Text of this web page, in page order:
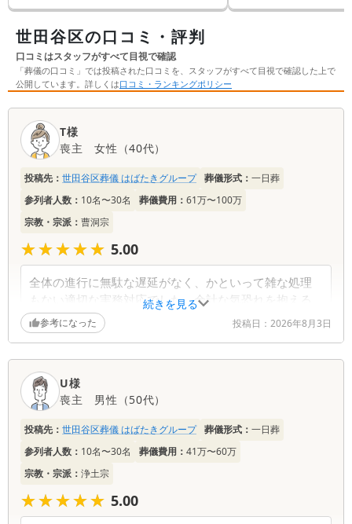
民にやさしい葬儀を行うこの制度。その費用や
的に解説します。
ス」が良い葬儀社として
⽥⾕⽀店の吉⽥さんにイ
した。 話を聞いていると
ている『想い』と『その
た。
世田谷区の口コミ・評判
口コミはスタッフがすべて目視で確認
「葬儀の口コミ」では投稿された口コミを、スタッフがすべて目視で確認した上で
公開しています。詳しくは口コミ・ランキングポリシー
口
続きを見る
T様
喪主
女性 （40代）
投稿先： 世田谷区葬儀 はばたきグループ 葬儀形式： 一日葬
参列者人数： 10名〜30名 葬儀費用： 61万〜100万
宗教・宗派： 曹洞宗
★★★★★
★★★★★ 5.00
全体の進行に無駄な遅延がなく、かといって雑な処理
もない適切な実務対応でした。余計な気恐れを抱える
ことなく見送りを完了でき、満足度の高い内容でし
た。
参考になった 投稿日： 2026年8月3日
U様
喪主
男性 （50代）
投稿先： 世田谷区葬儀 はばたきグループ 葬儀形式： 一日葬
参列者人数： 10名〜30名 葬儀費用： 41万〜60万
宗教・宗派： 浄土宗
★★★★★
★★★★★ 5.00